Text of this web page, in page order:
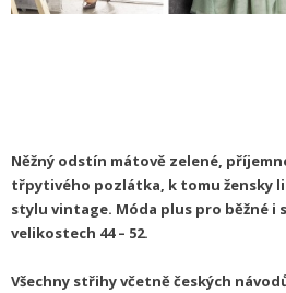
Něžný odstín mátově zelené,
třpytivého pozlátka, k tomu žensky
stylu vintage. Móda plus pro běžné i
velikostech 44 – 52.
Všechny střihy včetně českých